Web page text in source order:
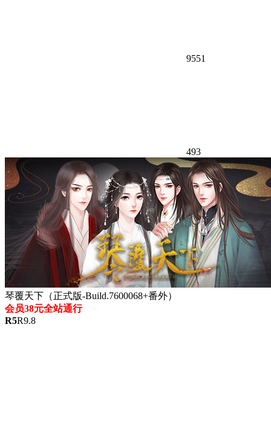
9551
493
琴覆天下（正式版-Build.7600068+番外）
会员38元全站通行
R5R9.8